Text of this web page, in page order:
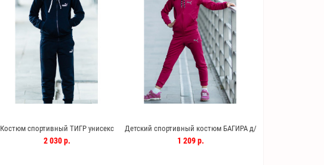
Костюм спортивный ТИГР унисекс
(синий)
2 030 р.
Детский спортивный костюм БАГИРА д/
дев. (фуксия)
1 209 р.